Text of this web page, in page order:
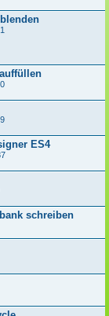
ES4
schreiben